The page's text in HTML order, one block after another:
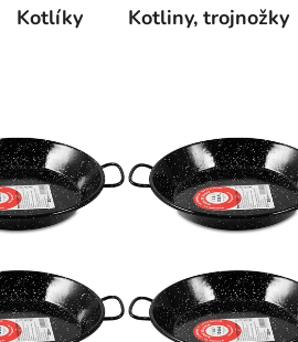
Kotlíky Kotliny, trojnožky